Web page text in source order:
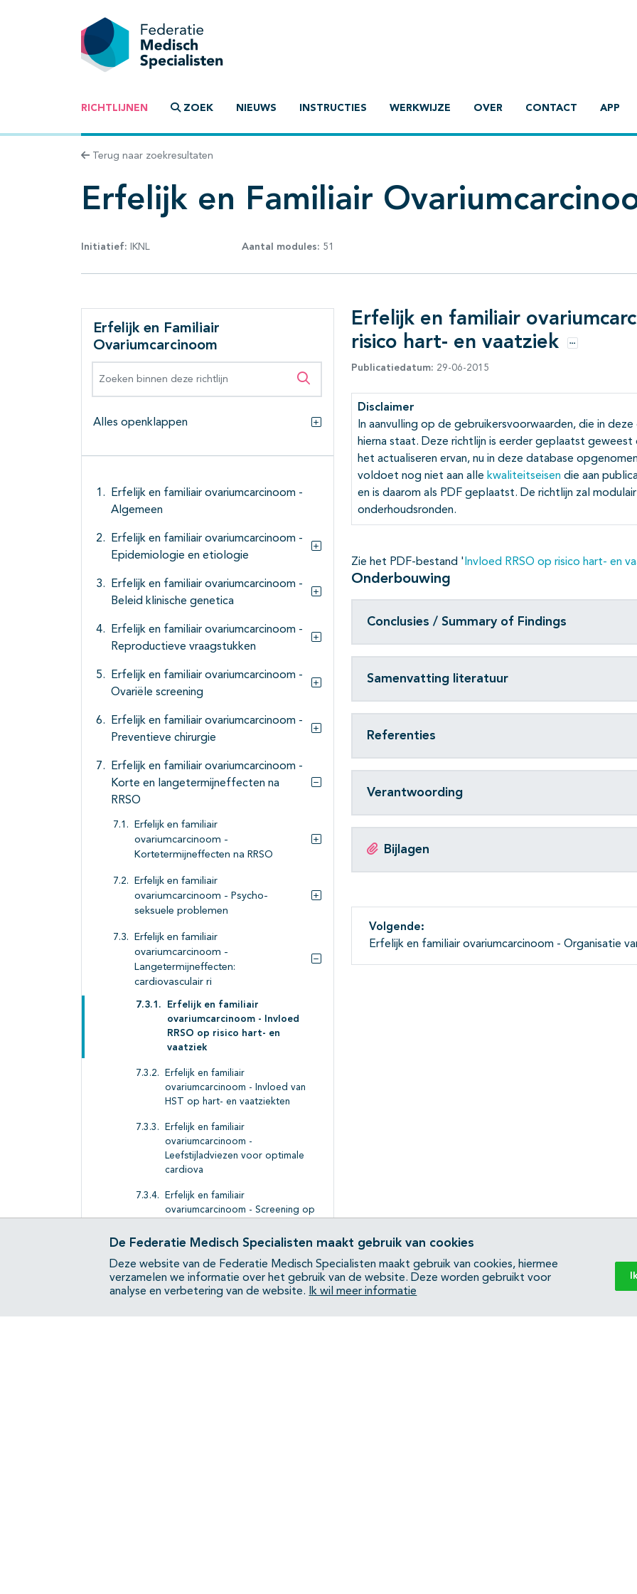
RICHTLIJNEN ZOEK NIEUWS INSTRUCTIES WERKWIJZE OVER CONTACT APP
Terug naar zoekresultaten
Erfelijk en Familiair
Initiatief: IKNL Aantal modules: 51
Erfelijk en Familiair
Ovariumcarcinoom
Zoeken binnen deze richtlijn
Alles openklappen
Alles openklappen
Erfelijk en familiair ovariumcarcinoom -
Algemeen
Erfelijk en familiair ovariumcarcinoom -
Epidemiologie en etiologie
Subpagina's open- en dichtklappen
Erfelijk en familiair ovariumcarcinoom -
Beleid klinische genetica
Erfelijk en familiair ovariumcarcinoom -
Reproductieve vraagstukken
Subpagina's open- en dichtklappen
Erfelijk en familiair ovariumcarcinoom -
Ovariële screening
Subpagina's open- en dichtklappen
Erfelijk en familiair ovariumcarcinoom -
Preventieve chirurgie
Erfelijk en familiair ovariumcarcinoom -
Korte en langetermijneffecten na
RRSO
Subpagina's open- en dichtklappen
Erfelijk en familiair
ovariumcarcinoom -
Kortetermijneffecten na RRSO
Subpagina's open- en dichtklappen
Erfelijk en familiair
ovariumcarcinoom - Psycho-
seksuele problemen
Erfelijk en familiair
ovariumcarcinoom -
Langetermijneffecten:
cardiovasculair ri
Erfelijk en familiair
ovariumcarcinoom - Invloed
RRSO op risico hart- en
vaatziek
Erfelijk en familiair
ovariumcarcinoom - Invloed van
HST op hart- en vaatziekten
Erfelijk en familiair
ovariumcarcinoom -
Leefstijladviezen voor optimale
cardiova
Erfelijk en familiair
ovariumcarcinoom - Screening op
RRSO en osteoporose
Erfelijk en familiair ovariumcarcinoom -
Organisatie van zorg
Erfelijk en familiair
risico hart- en vaatziek
Opties
Publicatiedatum: 29-06-2015
Disclaimer
In aanvulling op de gebruikersvoorwaarden, die in
hierna staat. Deze richtlijn is eerder geplaatst
het actualiseren ervan, nu in deze database
voldoet nog niet aan alle kwaliteitseisen die aan
en is daarom als PDF geplaatst. De richtlijn zal
onderhoudsronden.
Zie het PDF-bestand 'Invloed RRSO op risico hart- en
Onderbouwing
Conclusies / Summary of Findings
Samenvatting literatuur
Referenties
Verantwoording
Bijlagen
Volgende:
Erfelijk en familiair ovariumcarcinoom - Organisatie
De Federatie Medisch Specialisten maakt gebruik van cookies
Deze website van de Federatie Medisch Specialisten maakt gebruik van cookies, hiermee
verzamelen we informatie over het gebruik van de website. Deze worden gebruikt voor
analyse en verbetering van de website.
Ik wil meer informatie